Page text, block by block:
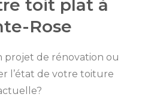
toit plat à
Rose
projet de rénovation ou
l’état de votre toiture